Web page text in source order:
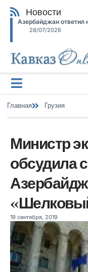
Новости
Азербайджан ответил
28/07/2026
Главная Грузия
Министр
обсудила
19 сентября, 2019